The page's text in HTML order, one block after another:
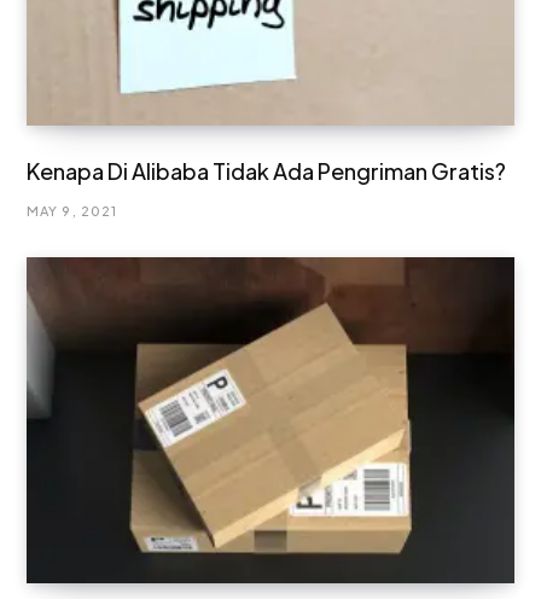
Kenapa Di Alibaba Tidak Ada Pengriman Gratis?
MAY 9, 2021